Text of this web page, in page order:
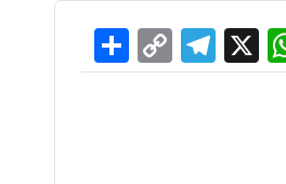
WhatsApp
X
Telegram
Copy
Link